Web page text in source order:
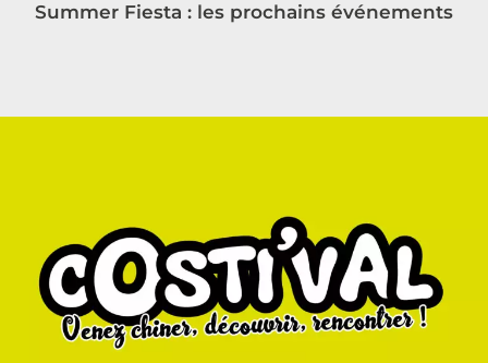
Summer Fiesta : les prochains événements